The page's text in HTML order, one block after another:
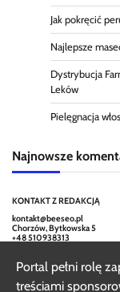
Portal pełni rolę
treściami
Jak pokręcić
Najlepsze
Dystrybucja
Leków
Pielęgnacja
Najnowsze
KONTAKT Z REDAKCJĄ
kontakt@beeseo.pl
Chorzów, Bytkowska 5
+48 510938313